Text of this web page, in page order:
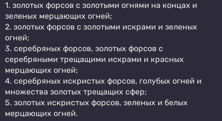
1. золотых форсов с золотыми огнями на концах и
зеленых мерцающих огней;
2. золотых форсов с золотыми искрами и зеленых
огней;
3. серебряных форсов, золотых форсов с
серебряными трещащими искрами и красных
мерцающих огней;
4. серебряных искристых форсов, голубых огней и
множества золотых трещащих сфер;
5. золотых искристых форсов, зеленых и белых
мерцающих огней.